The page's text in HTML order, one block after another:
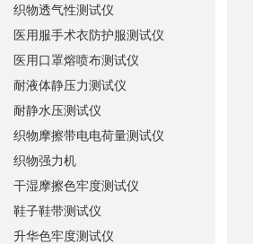
织物透气性测试仪
医用服手术衣防护服测试仪
医用口罩熔喷布测试仪
耐液体静压力测试仪
耐静水压测试仪
织物摩擦带电电荷量测试仪
织物强力机
干湿摩擦色牢度测试仪
鞋子鞋带测试仪
升华色牢度测试仪